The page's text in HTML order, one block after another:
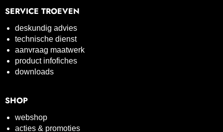
SERVICE TROEVEN
deskundig advies
technische dienst
aanvraag maatwerk
product infofiches
downloads
SHOP
webshop
acties & promoties